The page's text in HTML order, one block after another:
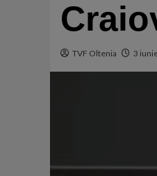
TVF Oltenia 3